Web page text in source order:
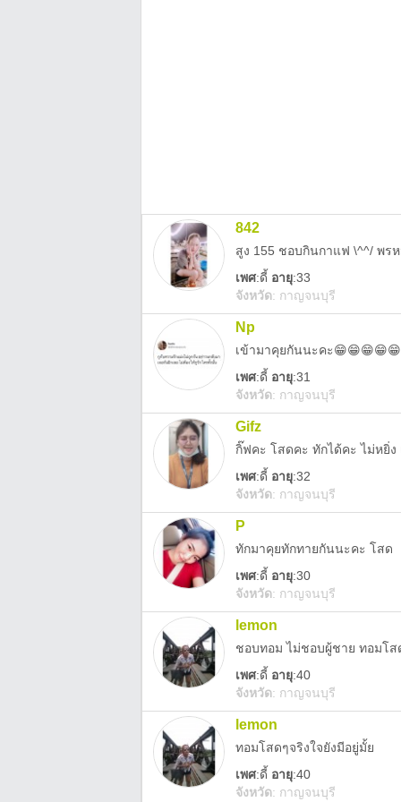
842
สูง 155 ชอบกินกาแฟ \^^/ พร
เพศ:ดี้ อายุ:33
จังหวัด: กาญจนบุรี
Np
เข้ามาคุยกันนะคะ
เพศ:ดี้ อายุ:31
จังหวัด: กาญจนบุรี
Gifz
กิ๊ฟคะ โสดคะ ทักได้คะ ไม่หยิ่
เพศ:ดี้ อายุ:32
จังหวัด: กาญจนบุรี
P
ทักมาคุยทักทายกันนะคะ โสด
เพศ:ดี้ อายุ:30
จังหวัด: กาญจนบุรี
lemon
ชอบทอม ไม่ชอบผู้ชาย ทอมโส
เพศ:ดี้ อายุ:40
จังหวัด: กาญจนบุรี
lemon
ทอมโสดๆจริงใจยังมีอยู่มั้ย
เพศ:ดี้ อายุ:40
จังหวัด: กาญจนบุรี